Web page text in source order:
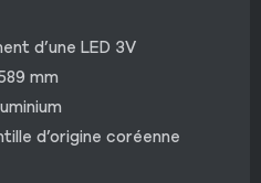
d’une LED 3V
mm
d’origine coréenne